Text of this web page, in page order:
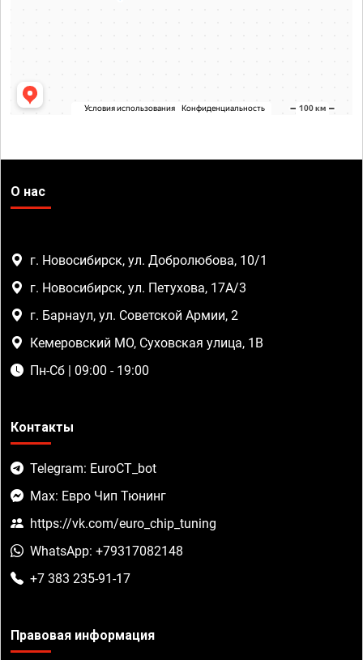
О нас
г. Новосибирск, ул. Добролюбова, 10/1
г. Новосибирск, ул. Петухова, 17А/3
г. Барнаул, ул. Советской Армии, 2
Кемеровский МО, Суховская улица, 1В
Пн-Сб | 09:00 - 19:00
Контакты
Telegram: EuroCT_bot
Max: Евро Чип Тюнинг
https://vk.com/euro_chip_tuning
WhatsApp: +79317082148
+7 383 235-91-17
Правовая информация